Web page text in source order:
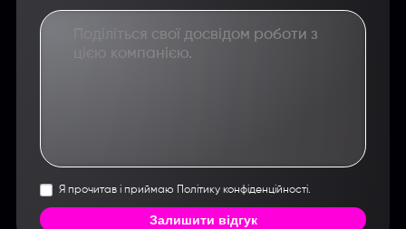
Я прочитав і приймаю Політику конфіденційності.
Залишити відгук